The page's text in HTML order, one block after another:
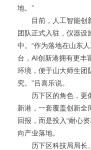
地。”
目前，人工智能创新
团队正式入驻，仪器设
中。“作为落地在山东
台，AI创新港拥有更丰
环境，便于山大师生团
究。”吕喜乐说。
历下区的角色，更像
新港，一套覆盖创新
回报，而是投入“耐心
向产业落地。
历下区科技局局长、